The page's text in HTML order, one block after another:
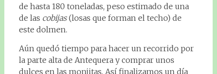
de hasta 180 toneladas, peso estimado de una
de las cobijas(losas que forman el techo) de
este dolmen.
Aún quedó tiempo para hacer un recorrido por
la parte alta de Antequera y comprar unos
dulces en las monjitas. Así finalizamos un día